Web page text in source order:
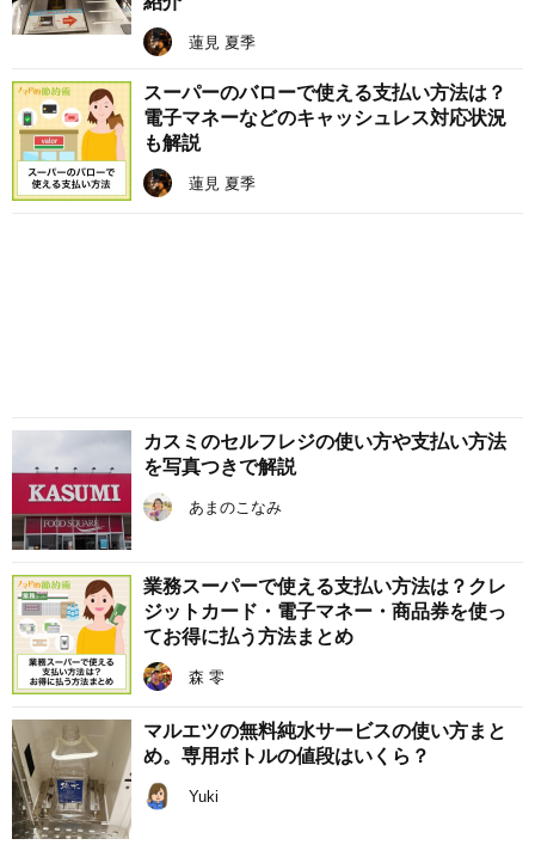
蓮見 夏季
スーパーのバローで使える支払い方法は？
電子マネーなどのキャッシュレス対応状況
も解説
蓮見 夏季
カスミのセルフレジの使い方や支払い方法
を写真つきで解説
あまのこなみ
業務スーパーで使える支払い方法は？クレ
ジットカード・電子マネー・商品券を使っ
てお得に払う方法まとめ
森 零
マルエツの無料純水サービスの使い方まと
め。専用ボトルの値段はいくら？
Yuki